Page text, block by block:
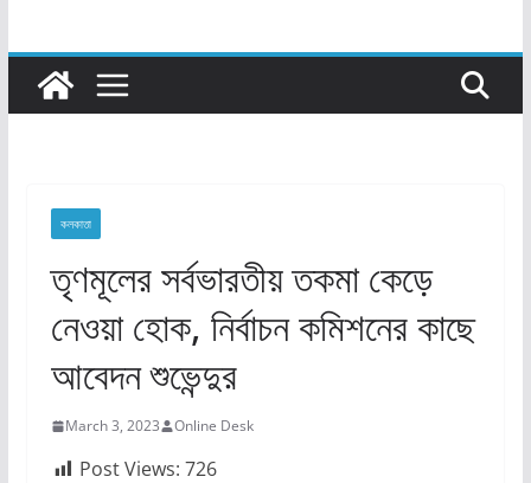
কলকাতা
তৃণমূলের সর্বভারতীয় তকমা কেড়ে
নেওয়া হোক, নির্বাচন কমিশনের কাছে
আবেদন শুভেন্দুর
March 3, 2023 Online Desk
Post Views: 726